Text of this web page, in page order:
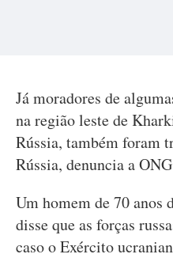
Já moradores de
na região leste de
Rússia, também foram
Rússia, denuncia a
Um homem de 70 anos
disse que as forças
caso o Exército